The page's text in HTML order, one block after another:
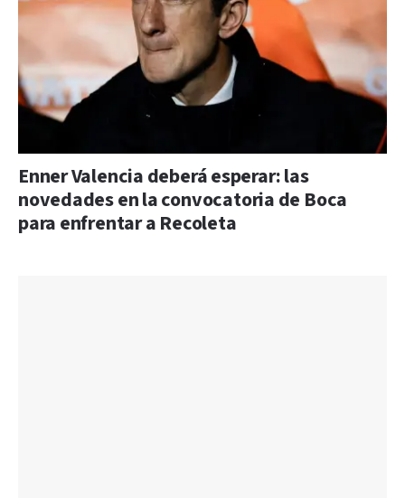
Enner Valencia deberá esperar: las
novedades en la convocatoria de Boca
para enfrentar a Recoleta